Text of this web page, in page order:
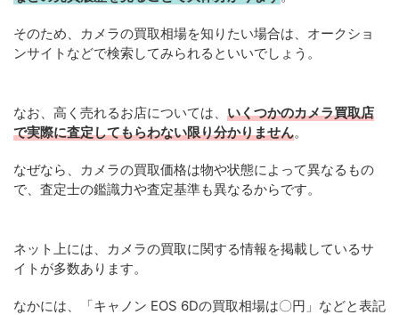
そのため、カメラの買取相場を知りたい場合は、オークショ
ンサイトなどで検索してみられるといいでしょう。
なお、高く売れるお店については、 いくつかのカメラ買取店
で実際に査定してもらわない限り分かりません。
なぜなら、カメラの買取価格は物や状態によって異なるもの
で、査定士の鑑識力や査定基準も異なるからです。
ネット上には、カメラの買取に関する情報を掲載しているサ
イトが多数あります。
なかには、「キャノン EOS 6Dの買取相場は〇円」などと表記